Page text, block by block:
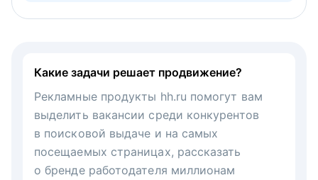
Какие задачи решает продвижение?
Рекламные продукты hh.ru помогут вам
выделить вакансии среди конкурентов
в поисковой выдаче и на самых
посещаемых страницах, рассказать
о бренде работодателя миллионам